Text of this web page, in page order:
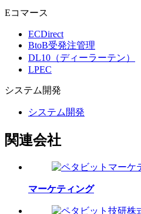
Eコマース
ECDirect
BtoB受発注管理
DL10（ディーラーテン）
LPEC
システム 開発
システム開発
関連会社
マーケティング